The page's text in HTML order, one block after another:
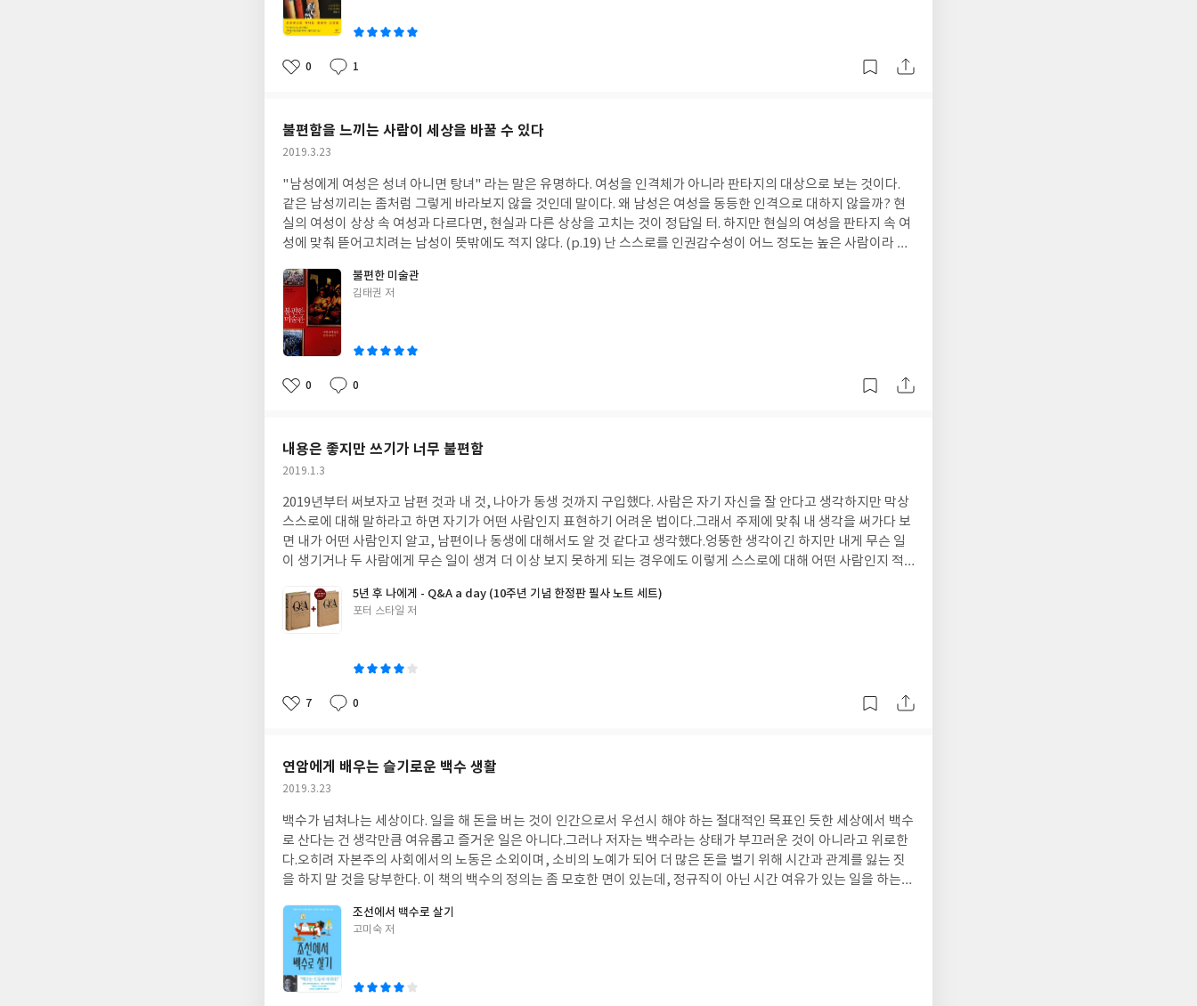
에 눈독을 들이지 않았을까 싶다.책에는 저자가 수집하게 된 양장본 책들의 사진이 실려 있는데, 닳았을지언정 시간이
무색할 만큼 말끔해서 많은 주인들에게 많은 사랑을 받은 것 같아 보였다. 그러나 솔직히 나는 그 책들이 예쁘게 여겨
지거나 갖고 싶다는 생각은 전혀 들지 않았다. 난 그저 읽기 좋게 잘 편집되고 총 천연색의 그림이 들어간 이 시대의 동
화책이 더 좋다. 그리고 그런 비싼 책 한 권에 들어가는 값으로 책을 여러 권 살 터다. 이렇게 온 집안의 노새처럼 부려지
지의 교유 관계 때문이긴 하지만 어쨌든 어린 시절 올컷의 집엔 에머슨, 소로, 호손과 같은 당대의 거인들이 드나들었
고 올컷은 그들만의 리그에 동경심을 가지고 있었습니다. 온갖 집안일로도 모자라 집안 형편을 돕기 위해 삯바느질,
가정 교사 등 돈이 되는 일들을 닥치는 대로 하면서도 올컷은 꾸준히 글을 써서 잡지에 기고하며 전업 작가를 꿈꾸었습
니다.(p. 35) 맨 처음 실린 동화작가는 <작은 아씨들>의 저자 루이자 메이 올컷이다. 동화작가들의 삶까지 동화 같을
것이라고 생각지는 않았지만, 올컷의 이야기는 너무나 충격적이고 슬프고 마음 아팠다. <작은 아씨들>의 네 자매 가
운데 둘째 조가 올컷 자신을 투영시킨 인물인데, 글쓰기를 좋아하거나 씩씩한 점 등은 닮았으나 조가 가족들에게 사랑
받는 것과 달리 올컷은 그렇지 못했다. 무능하고 천박한 데다 이기적인 아버지 밑에서 올컷은 온갖 구박을 받는다. 병
그러다 올컷의 <작은 아씨들>을 비롯한 몇 권의 책이 엄청난 돈을 벌어들이자 온 가족이 거기에 달려든다. 괘씸할 만
도 하건만 올컷은 가족이 진 빚을 갚고 집도 더 넓은 곳으로 옮기는 등 가족에 헌신을 다한다. 그러다 올컷이 56세가 되
던 해에 그의 아버지가 임종의 순간을 맞으며 올컷에게 '같이 가자'는 말을 하고, 올컷은 이틀 뒤 스스로 목을 맨다. 그
외에도 여러 작가들이 있는데 마크 트웨인은 재수없었고, 루이스 캐럴과 안데르센은 혐오스러웠으며, 로버트 루이스
스티븐슨은 <보물섬>의 성공을 축하해 주고 싶었다. 내가 특히 좋아하는 <초록지붕집의 앤>의 작가인 루시 모드 몽
고메리는 올컷 만큼은 아니었지만 마찬가지로 안타까웠다.그들 작품의 내용을 알고 있기 때문에 그 환상 세계와 그들
삶과의 간극이 더욱 컸다. 제 아무리 아름답고 사랑스러운 세계를 창조했다한들 막막한 사막 지평선에 일렁이는 오아
게 하는 과정인 동시에 나 역시 아이들의 세계에서 추방당한 존재임을 슬프게 재발견하는 일이었다. 그렇다면 반대로
어른이 된다는 것은 즐겁지도 순수하지도 희망적이지도 않은 일이라는 뜻이 됩니다. 어른은 의식주를 비롯한 삶의 조
건들을 다른 사람들과의 투쟁을 통해 쟁취해야 하는 전쟁터에 서 있습니다. 게다가 자신에게 기대를 가진 사람들에 대
한 의무와 책임도 어깨에 짊어져야 합니다. 자신의 속내를 그대로 드러내 보여서도, 만만하게 보여서도 안 되는 가면
놀이 속에서 타인과의 관계는 지옥이 되고 삶은 거짓의 성채로 변하기 쉽습니다.따라서 어른이 된다는 것은 죽음과 동
일시됩니다. 성장이 종내에는 죽음으로 이어진다는 점에서 자연적 죽음을 의미하기도 하고, 어린 시절이라는 세계가
붕괴한다는 점에서 한 시기의 죽음을 의미하기도 합니다. 피터 팬이 거부하는 것은 어른이 되는 것, 그 세계가 의미하
는 수많은 악의 그림자, 그리고 죽음 그 자체입니다.(p. 133) 여러 권의 책에 대해 다루는 경우 내가 모르는 작품이 나
오면 흥미가 떨어지게 되는데, 이 책에 나오는 작품들은 모두 어릴 때 접해보았거나 익히 아는 것들이라 끝까지 재미
있게 읽을 수 있었다. 저자가 동화의 내용을 적절히 상기시키는 동시에 해당 동화에 영향을 끼쳤을 만한 동화작가 일생
까지의 과정도 짤막하게 들려주어 무척 흥미로운 책이었다. 다른 동화에 대해 다루는, 저자의 책이 또 나오면 좋을 것
아닐까 하는 생각을 가끔 한다. 나는 책을 다 읽고 책장을 덮었지만, 그 세계에서는 하나의 사건이 끝났을 뿐 계속해서
은 누구나 고비를 넘어야 하는 점에서는 변함이 없다. 그래도 험난한 산을 넘은 다음에 또 다시 가시밭길이 펼쳐지는
하드보일드한 세계보다는 작은 언덕 하나를 넘으면 꽃밭이 펼쳐진 작은 모험과 작은 기쁨이 가득한 세계였으면 좋겠
좋
0
댓
1
작
불편함을 느끼는 사람이 세상을 바꿀 수 있다
작
일
2019.3.23
"남성에게 여성은 성녀 아니면 탕녀" 라는 말은 유명하다. 여성을 인격체가 아니라 판타지의 대상으로 보는 것이다.
같은 남성끼리는 좀처럼 그렇게 바라보지 않을 것인데 말이다. 왜 남성은 여성을 동등한 인격으로 대하지 않을까? 현
실의 여성이 상상 속 여성과 다르다면, 현실과 다른 상상을 고치는 것이 정답일 터. 하지만 현실의 여성을 판타지 속 여
성에 맞춰 뜯어고치려는 남성이 뜻밖에도 적지 않다. (p.19) 난 스스로를 인권감수성이 어느 정도는 높은 사람이라 생
차별, 장애인차별 등의 요소를 품고 있을 때, 그것은 오로지 예술일 뿐이므로 면책 취급을 받아야 하는가?여기에 대해
나는 동시대인의 예술(?)은 차별적 요소를 담아서는 안 되고, 만일 잘못을 저질렀다면 책임을 지는 동시에 비판 받아
야 마땅하다고 생각하지만 동시대인이 아니면 그렇게까지 할 수 없지 않을까라고 생각해왔다. 하지만 내가 좋아하는
문학작품이자 영화인 <바람과 함께 사라지다>가 흑인에 대한 인종차별적인 내용을 담고 있다는 부분에서 뜨끔했다.
"그럼에도 불구하고" 나는 그 작품을 좋아해오고 있었기 때문이다.미국의 흑인들이 처음으로 자유롭게 되었을 때, 분
명히 스스로 앞서나가 자유를 만끽하는 이들도 있었겠지만, <바람~>에서처럼 "주인"의 곁을 떠나지 못하는 이들도
기이고, 여전히 성차별이 남아있는 지금을 생각하면 추천도서로 선택받는 것 역시 있을 법하며 차별적 부분을 제외하
면 괜찮은 작품임을 아는데도.내가 당사자가 아니기 때문에 옹호하고 싶은 일과, 내가 당사자이기 때문에 아프게 와닿
는 일들은 다른 일 같으면서도 사실은 똑같은 일이다. 동시대인이 아니기에 그 작가들과 작품들의 인종차별 및 성차별
적 요소는 이제 고쳐질 수는 없겠지만, 그것들을 접할 때마다 마음이 짠해지는 대상자들은 복잡한 마음이 들 수밖에
없다.그렇다고 차별이 넘쳐나는 예술작품들을 모조리 태워버릴 수도 없는 일이니 말이다. 또한 그것들은 차별의 시대
를 기억하는 메모리얼 매개체와 같은 역할도 할 것이다. 여론의 뭇매를 맞을 끔찍한 사건의 용의자라 하더라도 불구속
상태로 수사받을 수 있어야 하며, 정해진 형량만 채우면 감옥에서 내보내야 하고, 전자발찌를 채우더라도 어느 정도는
닐 수 있어야 인권이 보장되는 사회라는 사실, 받아들이지 못할 분들이 많을 것이다. 그러나 자기결정권이라는 관점으
로 보면, 그것이 원칙이다. 우리 마음이 아무리 불편해도 말이다.(p.140) 나는 여전히 <바람~>을 좋아하겠지만 앞으
로는 그 안에 담긴 인종차별적 요소를 좀 더 날카롭게 인지하고 흑인들이 그 작품에 대해 갖는 감정 역시 이해하며, 나
적 시선과 성차별적 시선, 계급차별적 시선, 장애인차별적 시선 등을 폭넓게 아우른다.나 역시 한국인 여성으로서 해
외에서의 인종차별이나 국내외에서의 성차별, 소시민으로서 계급차별 등에서 자유로울 수는 없다.그래서 이 책이 짚
어주는, 역사가 오래된 차별에 대한 이야기들이 안타까우면서도 사이다를 마시듯 시원했고 재미있었다. 저자가 쓰고
스스로 먹을 용기를 내고 받아들여야 보이는 것이 있는 법이다. 부디 오로지 나의 안녕과 편함만을 위해 다른 이들의
고통에 눈 감은 채 "파란 약"을 택하는 짓은 하지 말길. 누스바움 부부는 훗날 아우슈비츠 수용소에서 목숨을 잃지만,
그림을 그릴 때는 수용소 밖에 있었다.누스바움은 왜 노란 별을 단 모습으로 스스로를 그렸는가? 부모 형제가 게토와
수용소에 갇힌 세상에서, 자기 역시 자유롭지 못하다고 느낀 것 같다. 혁명전사가 아니어도, 신에 맞선 영웅이 아니어
도, 인간은 부당하게 갇히지 않을 권리가 있다. 사람을 마구잡이로 잡아 가두는 세상에 산다면, 비록 지금 당장 갇혀 있
지 않을지라도 우리 역시 자유인은 아닌 것이다. (p.144) 그리고 오늘날 구호단체들의 고민이기도 하다. 내전과 기아
에 시달리는 제3세계의 사람들을 돕기 위해 모금을 하는 단체들이 있다. 선전 효과를 높이기 위해 어떤 단체는 어린아
이의 고통받는 모습을 드러내 보인다. 우리는 눈을 떼지 못한다. 하지만 우리의 그 알량한 눈길이 아이를 대상화하는
것은 아닐까? 이를 가리키는 말이 '빈곤의 포르노'다. 빈곤퇴치라는 목적이 아무리 옳아도 선전방법이 고통을 진열하
는 식이어서는 안 된다는 목소리가 높다.그래도 여전히 문제가 남는다. 타인의 고통이 선정적으로 전시되지 않더라도,
우리는 여전히 타인의 고통에 관심을 가질 것인가? '빈곤의 포르노' 없이 후원금이 모일 정도로 우리 사회는 성숙한
가? (p.184)
불편한 미술관
글
김태권 저
좋
0
댓
0
작
내용은 좋지만 쓰기가 너무 불편함
작
일
2019.1.3
2019년부터 써보자고 남편 것과 내 것, 나아가 동생 것까지 구입했다. 사람은 자기 자신을 잘 안다고 생각하지만 막상
스스로에 대해 말하라고 하면 자기가 어떤 사람인지 표현하기 어려운 법이다.그래서 주제에 맞춰 내 생각을 써가다 보
면 내가 어떤 사람인지 알고, 남편이나 동생에 대해서도 알 것 같다고 생각했다.엉뚱한 생각이긴 하지만 내게 무슨 일
이 생기거나 두 사람에게 무슨 일이 생겨 더 이상 보지 못하게 되는 경우에도 이렇게 스스로에 대해 어떤 사람인지 적
편하다. 특히 왼쪽 페이지에 쓸 때는 높이가 있어 밑에 뭘 받쳐야 하고 오른쪽 페이지에 쓸 때는 높이와 작은 사이즈 때
문에 손이 용지 바깥으로 밀릴까 걱정되었다.
5년 후 나에게 - Q&A a day (10주년 기념 한정판 필사 노트 세트)
글
포터 스타일 저
좋
7
댓
0
작
연암에게 배우는 슬기로운 백수 생활
작
일
2019.3.23
백수가 넘쳐나는 세상이다. 일을 해 돈을 버는 것이 인간으로서 우선시 해야 하는 절대적인 목표인 듯한 세상에서 백수
로 산다는 건 생각만큼 여유롭고 즐거운 일은 아니다.그러나 저자는 백수라는 상태가 부끄러운 것이 아니라고 위로한
다.오히려 자본주의 사회에서의 노동은 소외이며, 소비의 노예가 되어 더 많은 돈을 벌기 위해 시간과 관계를 잃는 짓
을 하지 말 것을 당부한다. 이 책의 백수의 정의는 좀 모호한 면이 있는데, 정규직이 아닌 시간 여유가 있는 일을 하는
움에 도전할 수 있는 여유를 지닌 이들이다.그래서 이들을 설득하기 위해 연암 박지원의 일화들을 틈틈이 소개한다. 산
다는 건 생각과 말과 발의 삼중주다. 생각의 흐름, 말의 길, 발의 동선, 이 세 가지가 오늘 나의 삶을 결정짓는다. 외부의
힘을 받아서 내적으로 변용시키는 것이 핵심인데, 무엇을 어떻게 먹는가는 당연히 중요하다. 그다음이 말이다. 언어도
숨 쉬고 배설하는 것 못지않은 생명 활동이다. 책을 읽어야 하는 이유도 거기에 있다. 책을 읽지 않으면 말의 행로, 생각
의 전제가 바뀌기 어렵다. 생각과 말이 제자리를 맴돌면 동선 역시 그럴 수밖에 없다. 그래서 혼공은 혼밥만큼이나 위
조선에서 백수로 살기
글
고미숙 저